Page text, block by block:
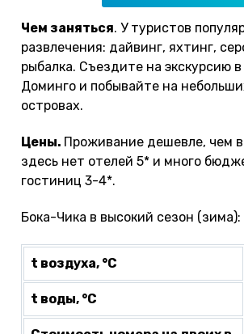
Чем заняться. У туристов
развлечения: дайвинг, яхтинг,
рыбалка. Съездите на экскурсию
Доминго и побывайте на
островах.
Цены. Проживание дешевле, чем
здесь нет отелей 5* и много
гостиниц 3-4*.
Бока-Чика в высокий сезон (зима):
t воздуха, °С
t воды, °С